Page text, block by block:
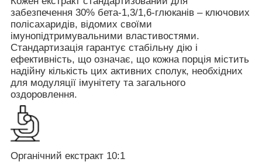
забезпечення 30% бета-1,3/1,6-глюканів – ключових
полісахаридів, відомих своїми
імунопідтримувальними властивостями.
Стандартизація гарантує стабільну дію і
ефективність, що означає, що кожна порція містить
надійну кількість цих активних сполук, необхідних
для модуляції імунітету та загального
оздоровлення.
Органічний екстракт 10:1